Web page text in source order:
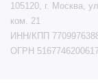
105120, г. Москва,
ком. 21
ИНН/КПП
ОГРН